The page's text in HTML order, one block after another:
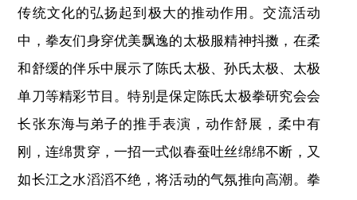
传统文化的弘扬起到极大的推动作用。交流活动
中，拳友们身穿优美飘逸的太极服精神抖擞，在柔
和舒缓的伴乐中展示了陈氏太极、孙氏太极、太极
单刀等精彩节目。特别是保定陈氏太极拳研究会会
长张东海与弟子的推手表演，动作舒展，柔中有
刚，连绵贯穿，一招一式似春蚕吐丝绵绵不断，又
如长江之水滔滔不绝，将活动的气氛推向高潮。拳